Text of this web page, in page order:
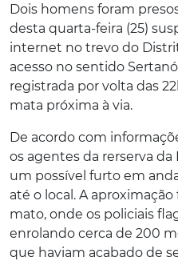
Dois homens foram
desta quarta-feira (25)
internet no trevo do
acesso no sentido
registrada por volta das
mata próxima à via.
De acordo com
os agentes da rerserva
um possível furto em
até o local. A
mato, onde os policiais
enrolando cerca de 200
que haviam acabado de